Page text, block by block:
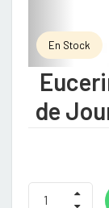
En Stock
de